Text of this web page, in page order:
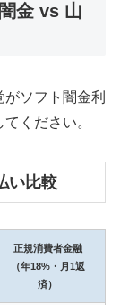
金 vs 山
ソフト闇金利
ください。
い比較
正規消費者金融
（年18%・月1返
済）